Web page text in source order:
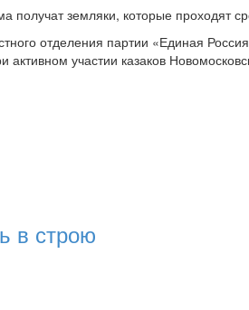
получат земляки, которые проходят
отделения партии «Единая
активном участии казаков
в строю